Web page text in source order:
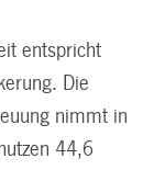
entspricht
Die
nimmt in
44,6